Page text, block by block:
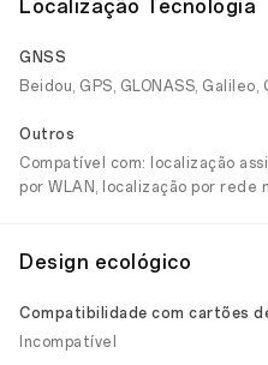
Localização Tecnologia
GNSS
Beidou, GPS, GLONASS, Galileo,
Outros
Compatível com: localização
por WLAN, localização por rede
Design ecológico
Compatibilidade com cartões
Incompatível